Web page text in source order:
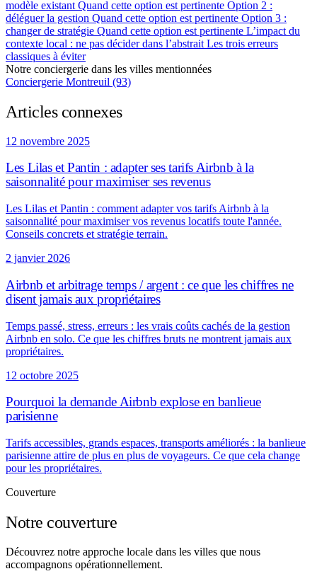
modèle existant Quand cette option est pertinente Option 2 :
déléguer la gestion Quand cette option est pertinente Option 3 :
changer de stratégie Quand cette option est pertinente L’impact du
contexte local : ne pas décider dans l’abstrait Les trois erreurs
classiques à éviter
Notre conciergerie dans les villes mentionnées
Conciergerie Montreuil (93)
Articles connexes
12 novembre 2025
Les Lilas et Pantin : adapter ses tarifs Airbnb à la
saisonnalité pour maximiser ses revenus
Les Lilas et Pantin : comment adapter vos tarifs Airbnb à la
saisonnalité pour maximiser vos revenus locatifs toute l'année.
Conseils concrets et stratégie terrain.
2 janvier 2026
Airbnb et arbitrage temps / argent : ce que les chiffres ne
disent jamais aux propriétaires
Temps passé, stress, erreurs : les vrais coûts cachés de la gestion
Airbnb en solo. Ce que les chiffres bruts ne montrent jamais aux
propriétaires.
12 octobre 2025
Pourquoi la demande Airbnb explose en banlieue
parisienne
Tarifs accessibles, grands espaces, transports améliorés : la banlieue
parisienne attire de plus en plus de voyageurs. Ce que cela change
pour les propriétaires.
Couverture
Notre couverture
Découvrez notre approche locale dans les villes que nous
accompagnons opérationnellement.